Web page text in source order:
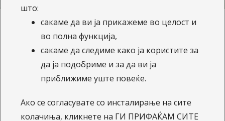
26.1.2018
НЛБ Нов Пензиски Фонд
АД Скопје е оценет како
едно од подобрите
што:
сакаме да ви ја прикажеме во целост и
во полна функција,
сакаме да следиме како ја користите за
да ја подобриме и за да ви ја
приближиме уште повеќе.
Ако се согласувате со инсталирање на сите
колачиња, кликнете на ГИ ПРИФАЌАМ СИТЕ